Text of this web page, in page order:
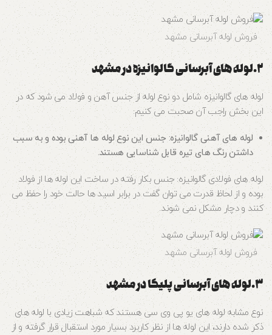
فروش لوله آبرسانی مشهد
۲.لوله‌ های آبرسانی گالوانیزه در مشهد
لوله های گالوانیزه شامل دو نوع لوله از جنس آهن و فولاد می‌ شود که در
این بخش راجب آن صحبت می کنیم:
لوله‌ های آهنی گالوانیزه: جنس این نوع لوله‌ ها آهنی بوده و به سبب
داشتن رنگ‌ های تیره قابل شناسایی هستند.
لوله‌ های فولادی گالوانیزه: جنس بکار رفته در ساخت این لوله‌ ها از فولاد
بوده و از لحاظ قدرت می‌ توان گفت در برابر اسید ها حالت خود را حفظ می‌
کنند و دچار مشکل نمی شوند.
فروش لوله آبرسانی مشهد
۳.لوله‌ های آبرسانی پلیکا در مشهد
نوع مشابه لوله‌ های یو پی وی سی هستند که شباهت زیادی با لوله‌ های
ذکر شده دارند، این لوله‌ ها از نظر کاربرد بسیار مورد استقبال قرار گرفته و از